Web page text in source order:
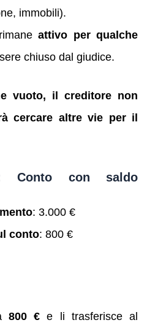
immobili).
attivo per qualche
chiuso dal giudice.
vuoto, il creditore non
cercare altre vie per il
con saldo
: 3.000 €
conto: 800 €
800 € e li trasferisce al